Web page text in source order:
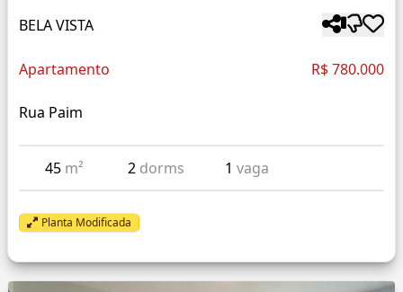
BELA VISTA
Apartamento R$ 780.000
Rua Paim
45 m² 2 dorms 1vaga
Planta Modificada